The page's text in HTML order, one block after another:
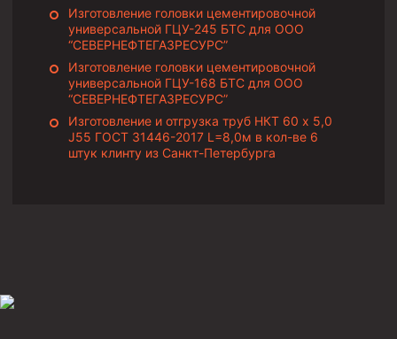
Краны шаровые и пробковые
Муфты ступенчатого цементирования
Пробки цементировочные
Скребки корончатые СК и тросовые СТ
Центраторы колонные
Герметизаторы устьевые
Изготовление головки цементировочной
универсальной ГЦУ-245 БТС для ООО
“СЕВЕРНЕФТЕГАЗРЕСУРС”
Изготовление головки цементировочной
универсальной ГЦУ-168 БТС для ООО
“СЕВЕРНЕФТЕГАЗРЕСУРС”
Изготовление и отгрузка труб НКТ 60 х 5,0
J55 ГОСТ 31446-2017 L=8,0м в кол-ве 6
штук клинту из Санкт-Петербурга